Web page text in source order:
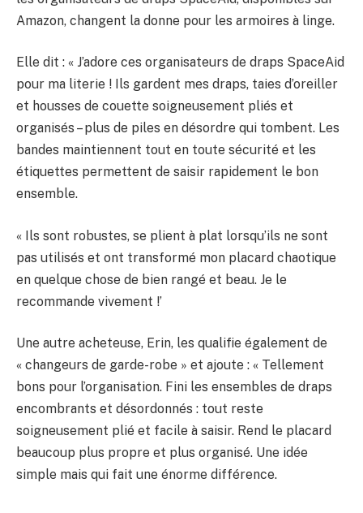
Amazon, changent la donne pour les armoires à linge.
Elle dit : « J’adore ces organisateurs de draps SpaceAid
pour ma literie ! Ils gardent mes draps, taies d’oreiller
et housses de couette soigneusement pliés et
organisés – plus de piles en désordre qui tombent. Les
bandes maintiennent tout en toute sécurité et les
étiquettes permettent de saisir rapidement le bon
ensemble.
« Ils sont robustes, se plient à plat lorsqu’ils ne sont
pas utilisés et ont transformé mon placard chaotique
en quelque chose de bien rangé et beau. Je le
recommande vivement !’
Une autre acheteuse, Erin, les qualifie également de
« changeurs de garde-robe » et ajoute : « Tellement
bons pour l’organisation. Fini les ensembles de draps
encombrants et désordonnés : tout reste
soigneusement plié et facile à saisir. Rend le placard
beaucoup plus propre et plus organisé. Une idée
simple mais qui fait une énorme différence.